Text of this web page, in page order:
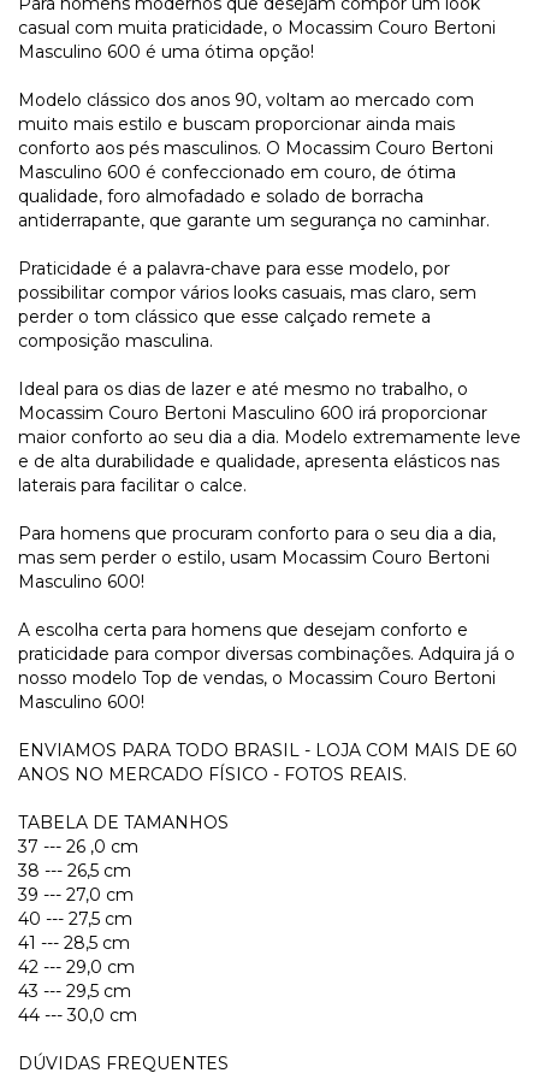
casual com muita praticidade, o Mocassim Couro Bertoni
Masculino 600 é uma ótima opção!
Modelo clássico dos anos 90, voltam ao mercado com
muito mais estilo e buscam proporcionar ainda mais
conforto aos pés masculinos. O Mocassim Couro Bertoni
Masculino 600 é confeccionado em couro, de ótima
qualidade, foro almofadado e solado de borracha
antiderrapante, que garante um segurança no caminhar.
Praticidade é a palavra-chave para esse modelo, por
possibilitar compor vários looks casuais, mas claro, sem
perder o tom clássico que esse calçado remete a
composição masculina.
Ideal para os dias de lazer e até mesmo no trabalho, o
Mocassim Couro Bertoni Masculino 600 irá proporcionar
maior conforto ao seu dia a dia. Modelo extremamente leve
e de alta durabilidade e qualidade, apresenta elásticos nas
laterais para facilitar o calce.
Para homens que procuram conforto para o seu dia a dia,
mas sem perder o estilo, usam Mocassim Couro Bertoni
Masculino 600!
A escolha certa para homens que desejam conforto e
praticidade para compor diversas combinações. Adquira já o
nosso modelo Top de vendas, o Mocassim Couro Bertoni
Masculino 600!
ENVIAMOS PARA TODO BRASIL - LOJA COM MAIS DE 60
ANOS NO MERCADO FÍSICO - FOTOS REAIS.
TABELA DE TAMANHOS
37 --- 26 ,0 cm
38 --- 26,5 cm
39 --- 27,0 cm
40 --- 27,5 cm
41 --- 28,5 cm
42 --- 29,0 cm
43 --- 29,5 cm
44 --- 30,0 cm
DÚVIDAS FREQUENTES